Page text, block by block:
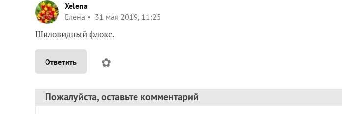
Xelena
Елена
31 мая 2019, 11:25
Шиловидный флокс.
Ответить ✿
Пожалуйста, оставьте комментарий